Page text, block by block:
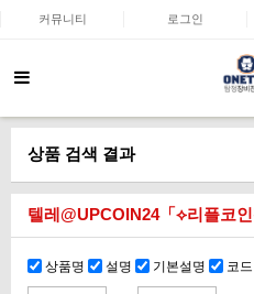
커뮤니티 로그인
상품 검색 결과
텔레@UPCOIN24「⟡리플코
상품명 설명 기본설명 코드